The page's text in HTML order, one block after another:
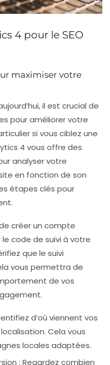
4 pour le SEO
maximiser votre
il est crucial de
pour améliorer votre
si vous ciblez une
4 vous offre des
analyser votre
en fonction de son
étapes clés pour
créer un compte
le code de suivi à votre
que le suivi
vous permettra de
de vos
d’où viennent vos
Cela vous
locales adaptées.
: Regardez combien